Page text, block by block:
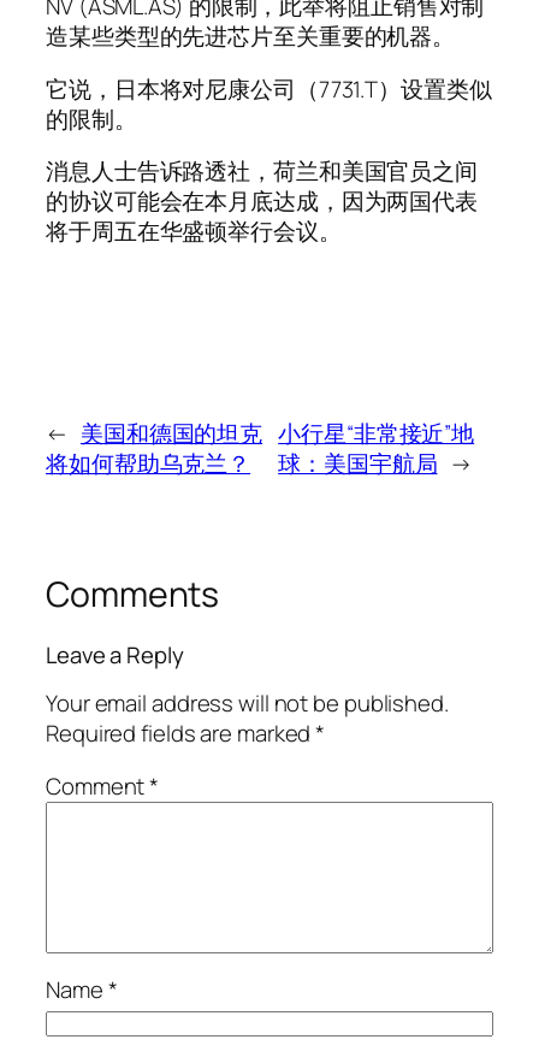
NV (ASML.AS) 的限制，此举将阻止销售对制
造某些类型的先进芯片至关重要的机器。
它说，日本将对尼康公司（7731.T）设置类似
的限制。
消息人士告诉路透社，荷兰和美国官员之间
的协议可能会在本月底达成，因为两国代表
将于周五在华盛顿举行会议。
← 美国和德国的坦克
将如何帮助乌克兰？
小行星“非常接近”地
球：美国宇航局 →
Comments
Leave a Reply
Your email address will not be published.
Required fields are marked*
Comment*
Name*